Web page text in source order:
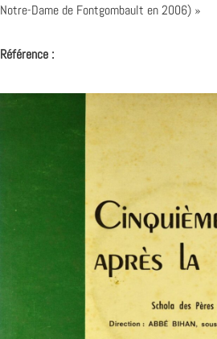
Notre-Dame de Fontgombault en 2006) »
Référence :